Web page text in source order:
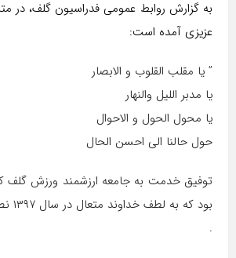
به گزارش روابط عمومی فدراسیون گلف، در
عزیزی آمده است:
” یا مقلب القلوب و الابصار
یا مدبر اللیل والنهار
یا محول الحول و الاحوال
حول حالنا الی احسن الحال
توفیق خدمت به ‌جامعه ارزشمند ورزش گلف
.